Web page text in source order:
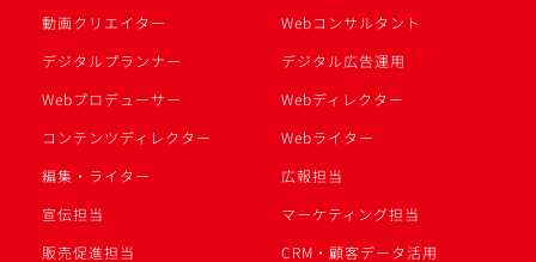
動画クリエイター
Webコンサルタント
デジタルプランナー
デジタル広告運用
Webプロデューサー
Webディレクター
コンテンツディレクター
Webライター
編集・ライター
広報担当
宣伝担当
マーケティング担当
販売促進担当
CRM・顧客データ活用